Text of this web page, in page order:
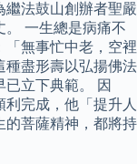
繼法鼓山創辦者聖嚴
。 一生總是病痛不
「無事忙中老，空裡
種盡形壽以弘揚佛法
立下典範。 因
完成，他「提升人
的菩薩精神，都將持